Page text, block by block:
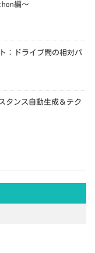
編～
：ドライブ間の相対パ
タンス自動生成＆テク